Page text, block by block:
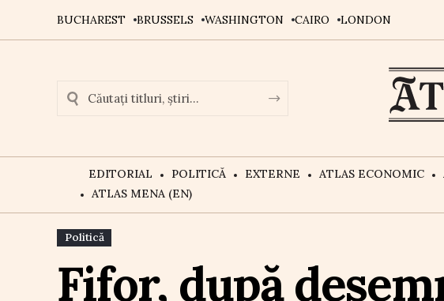
BUCHAREST BRUSSELS WASHINGTON CAIRO LONDON
EDITORIAL POLITICĂ EXTERNE ATLAS ECONOMIC
ATLAS MENA (EN)
Politică
Fifor, după